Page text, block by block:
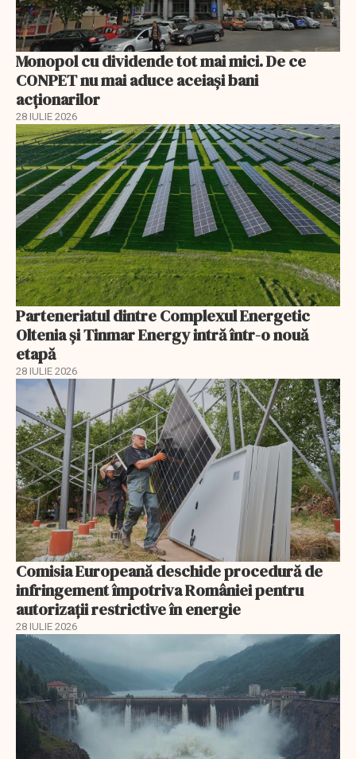
Monopol cu dividende tot mai mici. De ce
CONPET nu mai aduce aceiași bani
acționarilor
28 IULIE 2026
Parteneriatul dintre Complexul Energetic
Oltenia și Tinmar Energy intră într-o nouă
etapă
28 IULIE 2026
Comisia Europeană deschide procedură de
infringement împotriva României pentru
autorizații restrictive în energie
28 IULIE 2026
EXCLUSIV